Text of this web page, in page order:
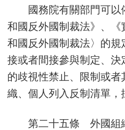
國務院有關部門可以
和國反外國制裁法》、《
和國反外國制裁法〉的規
接或者間接參與制定、決
的歧視性禁止、限制或者
織、個人列入反制清單，
第二十五條 外國組織